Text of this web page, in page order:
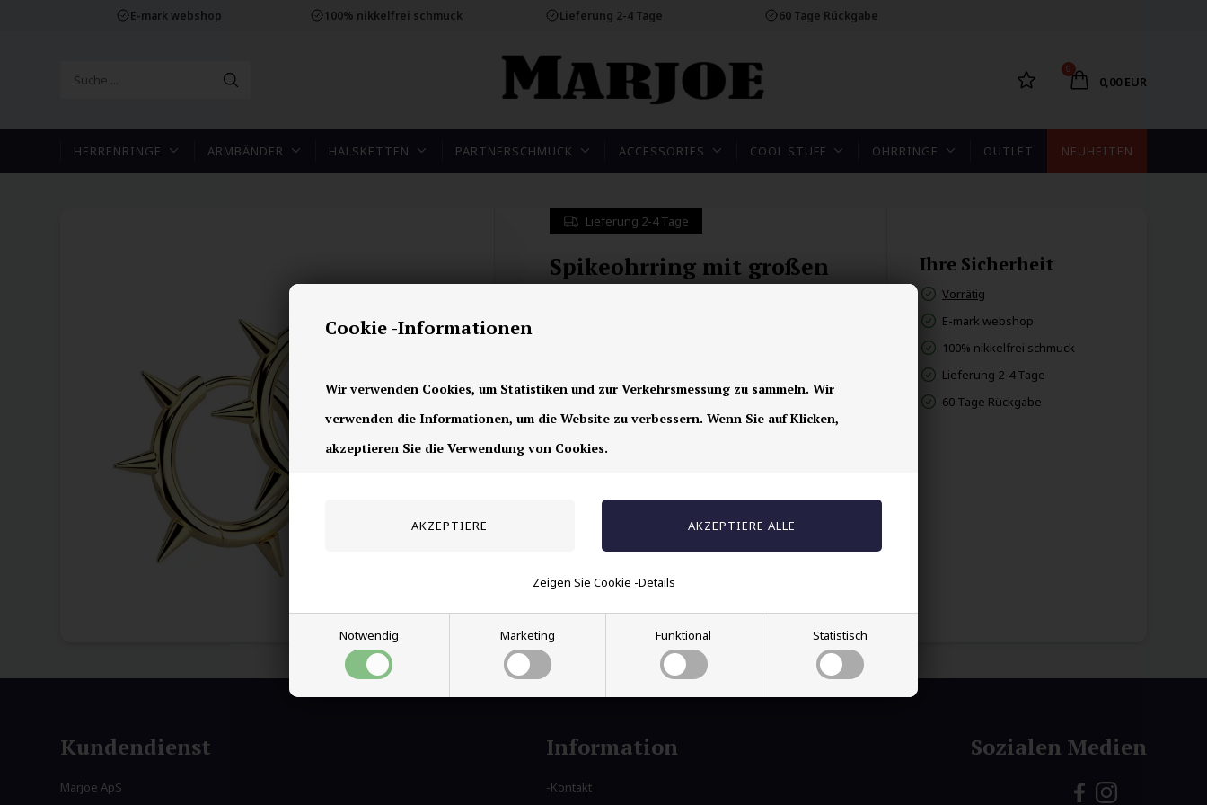
Cookie -Informationen
Wir verwenden Cookies, um Statistiken und zur Verkehrsmessung zu sammeln. Wir
verwenden die Informationen, um die Website zu verbessern. Wenn Sie auf Klicken,
akzeptieren Sie die Verwendung von Cookies.
Notwendig Marketing Funktional Statistisch
Zeigen Sie Cookie -Details
E-mark webshop 100% nikkelfrei schmuck Lieferung 2-4 Tage 60 Tage Rückgabe
0
0,00 EUR
HERRENRINGE ARMBÄNDER HALSKETTEN PARTNERSCHMUCK ACCESSORIES COOL STUFF OHRRINGE OUTLET NEUHEITEN
Lieferung 2-4 Tage
Spikeohrring mit großen
Ihre Sicherheit
Vorrätig
E-mark webshop
100% nikkelfrei schmuck
Lieferung 2-4 Tage
60 Tage Rückgabe
Kundendienst
Marjoe ApS
Information
Kontakt
Sozialen Medien